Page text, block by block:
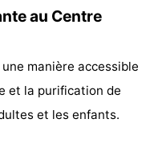
au Centre
manière accessible
et la purification de
et les enfants.